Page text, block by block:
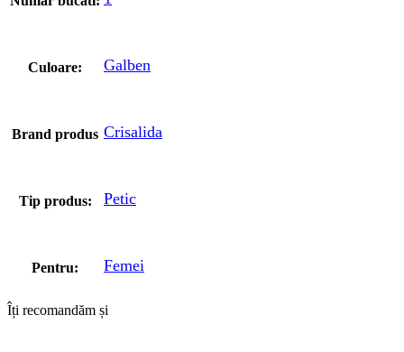
Culoare: Galben
Brand produs Crisalida
Tip produs: Petic
Pentru: Femei
Îți recomandăm și